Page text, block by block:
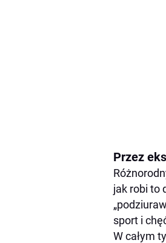
Przez
jak robi to
sport i
W całym